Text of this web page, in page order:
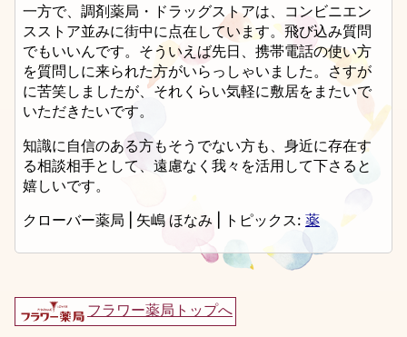
一方で、調剤薬局・ドラッグストアは、コンビニエン
スストア並みに街中に点在しています。飛び込み質問
でもいいんです。そういえば先日、携帯電話の使い方
を質問しに来られた方がいらっしゃいました。さすが
に苦笑しましたが、それくらい気軽に敷居をまたいで
いただきたいです。
知識に自信のある方もそうでない方も、身近に存在す
る相談相手として、遠慮なく我々を活用して下さると
嬉しいです。
クローバー薬局
矢嶋 ほなみ トピックス: 薬
フラワー薬局トップへ